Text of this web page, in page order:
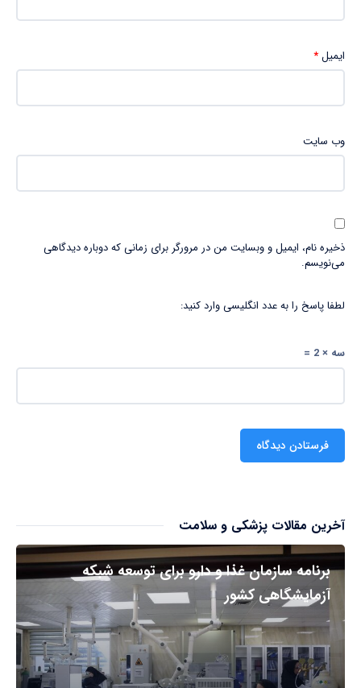
ایمیل*
وب‌ سایت
ذخیره نام، ایمیل و وبسایت من در مرورگر برای زمانی که دوباره دیدگاهی
می‌نویسم.
لطفا پاسخ را به عدد انگلیسی وارد کنید:
سه × 2 =
آخرین مقالات پزشکی و سلامت
برنامه سازمان غذا و دارو برای توسعه شبکه
آزمایشگاهی کشور